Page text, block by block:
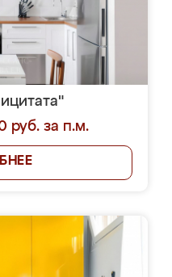
руб. за п.м.